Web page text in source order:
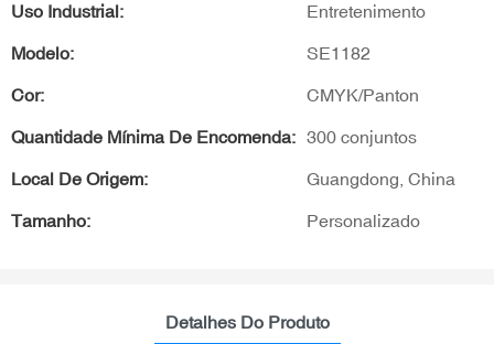
Uso Industrial: Entretenimento
Modelo: SE1182
Cor: CMYK/Panton
Quantidade Mínima De Encomenda: 300 conjuntos
Local De Origem: Guangdong, China
Tamanho: Personalizado
Detalhes Do Produto